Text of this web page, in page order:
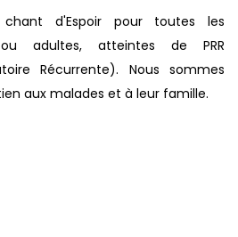
pas l’exposé du
que tel.
doit être adaptée par
de l’individu en
d’une même
d'Espoir pour toutes les
adultes, atteintes de PRR
Récurrente). Nous sommes
aux malades et à leur famille.